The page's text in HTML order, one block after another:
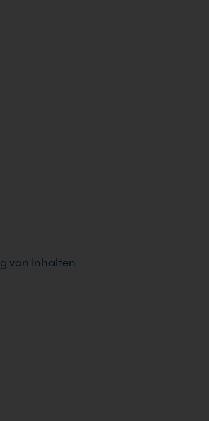
von Inhalten